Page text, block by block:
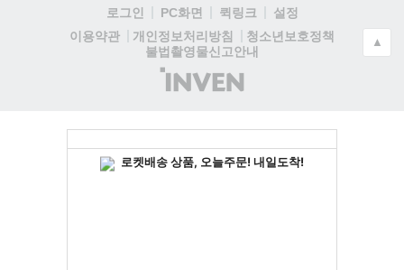
로그인 PC화면 퀵링크
설정
이용약관
개인정보처리방침
청소년보호정책
불법촬영물신고안내
(주)
인
▲